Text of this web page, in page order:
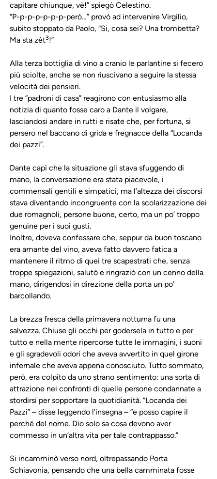
capitare chiunque, vè!” spiegò Celestino.
“P-p-p-p-p-p-p-però…” provò ad intervenire Virgilio,
subito stoppato da Paolo, “Si, cosa sei? Una trombetta?
Ma sta zèt3!”
Alla terza bottiglia di vino a cranio le parlantine si fecero
più sciolte, anche se non riuscivano a seguire la stessa
velocità dei pensieri.
I tre “padroni di casa” reagirono con entusiasmo alla
notizia di quanto fosse caro a Dante il volgare,
lasciandosi andare in rutti e risate che, per fortuna, si
persero nel baccano di grida e fregnacce della “Locanda
dei pazzi”.
Dante capì che la situazione gli stava sfuggendo di
mano, la conversazione era stata piacevole, i
commensali gentili e simpatici, ma l’altezza dei discorsi
stava diventando incongruente con la scolarizzazione dei
due romagnoli, persone buone, certo, ma un po’ troppo
genuine per i suoi gusti.
Inoltre, doveva confessare che, seppur da buon toscano
era amante del vino, aveva fatto davvero fatica a
mantenere il ritmo di quei tre scapestrati che, senza
troppe spiegazioni, salutò e ringraziò con un cenno della
mano, dirigendosi in direzione della porta un po’
barcollando.
La brezza fresca della primavera notturna fu una
salvezza. Chiuse gli occhi per godersela in tutto e per
tutto e nella mente ripercorse tutte le immagini, i suoni
e gli sgradevoli odori che aveva avvertito in quel girone
infernale che aveva appena conosciuto. Tutto sommato,
però, era colpito da uno strano sentimento: una sorta di
attrazione nei confronti di quelle persone condannate a
stordirsi per sopportare la quotidianità. “Locanda dei
Pazzi” – disse leggendo l’insegna – “e posso capire il
perché del nome. Dio solo sa cosa devono aver
commesso in un’altra vita per tale contrappasso.”
Si incamminò verso nord, oltrepassando Porta
Schiavonia, pensando che una bella camminata fosse